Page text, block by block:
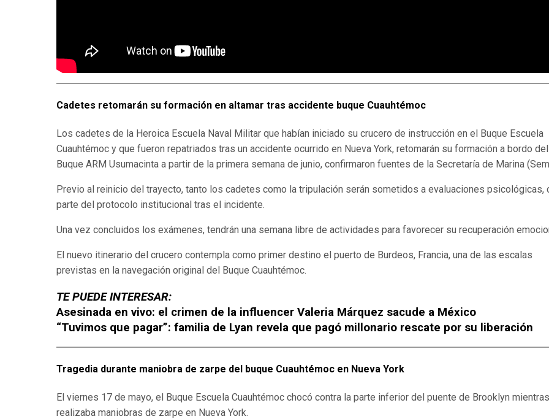
Cadetes retomarán su formación en altamar tras accidente buque Cuauhtémoc
Los cadetes de la Heroica Escuela Naval Militar que habían iniciado su crucero de instrucción en el Buque Escuela
Cuauhtémoc y que fueron repatriados tras un accidente ocurrido en Nueva York, retomarán su formación a bordo del
Buque ARM Usumacinta a partir de la primera semana de junio, confirmaron fuentes de la Secretaría de Marina
Previo al reinicio del trayecto, tanto los cadetes como la tripulación serán sometidos a evaluaciones psicológicas,
parte del protocolo institucional tras el incidente.
Una vez concluidos los exámenes, tendrán una semana libre de actividades para favorecer su recuperación
El nuevo itinerario del crucero contempla como primer destino el puerto de Burdeos, Francia, una de las escalas
previstas en la navegación original del Buque Cuauhtémoc.
TE PUEDE INTERESAR:
Asesinada en vivo: el crimen de la influencer Valeria Márquez sacude a México
“Tuvimos que pagar”: familia de Lyan revela que pagó millonario rescate por su liberación
Tragedia durante maniobra de zarpe del buque Cuauhtémoc en Nueva York
El viernes 17 de mayo, el Buque Escuela Cuauhtémoc chocó contra la parte inferior del puente de Brooklyn mientras
realizaba maniobras de zarpe en Nueva York.